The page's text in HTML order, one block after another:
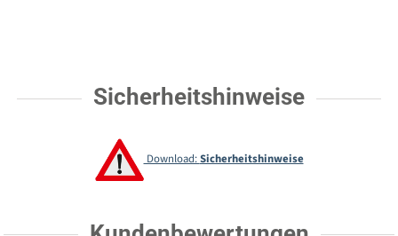
Sicherheitshinweise
Download:Sicherheitshinweise